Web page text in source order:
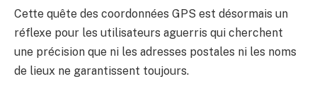
Cette quête des coordonnées GPS est désormais un
réflexe pour les utilisateurs aguerris qui cherchent
une précision que ni les adresses postales ni les noms
de lieux ne garantissent toujours.